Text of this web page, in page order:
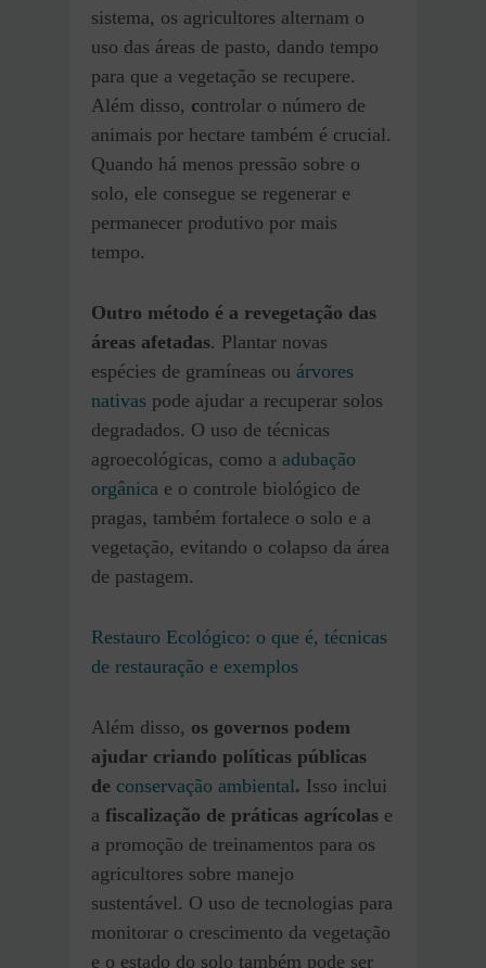
sistema, os agricultores alternam o
uso das áreas de pasto, dando tempo
para que a vegetação se recupere.
Além disso, controlar o número de
animais por hectare também é crucial.
Quando há menos pressão sobre o
solo, ele consegue se regenerar e
permanecer produtivo por mais
tempo.
Outro método é a revegetação das
áreas afetadas. Plantar novas
espécies de gramíneas ou árvores
nativas pode ajudar a recuperar solos
degradados. O uso de técnicas
agroecológicas, como a adubação
orgânica e o controle biológico de
pragas, também fortalece o solo e a
vegetação, evitando o colapso da área
de pastagem.
Restauro Ecológico: o que é, técnicas
de restauração e exemplos
Além disso, os governos podem
ajudar criando políticas públicas
de conservação ambiental. Isso inclui
a fiscalização de práticas agrícolas e
a promoção de treinamentos para os
agricultores sobre manejo
sustentável. O uso de tecnologias para
monitorar o crescimento da vegetação
e o estado do solo também pode ser